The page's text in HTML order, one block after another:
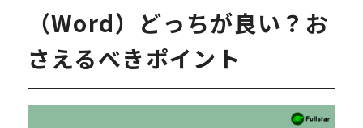
（Word）どっちが良い？お
さえるべきポイント